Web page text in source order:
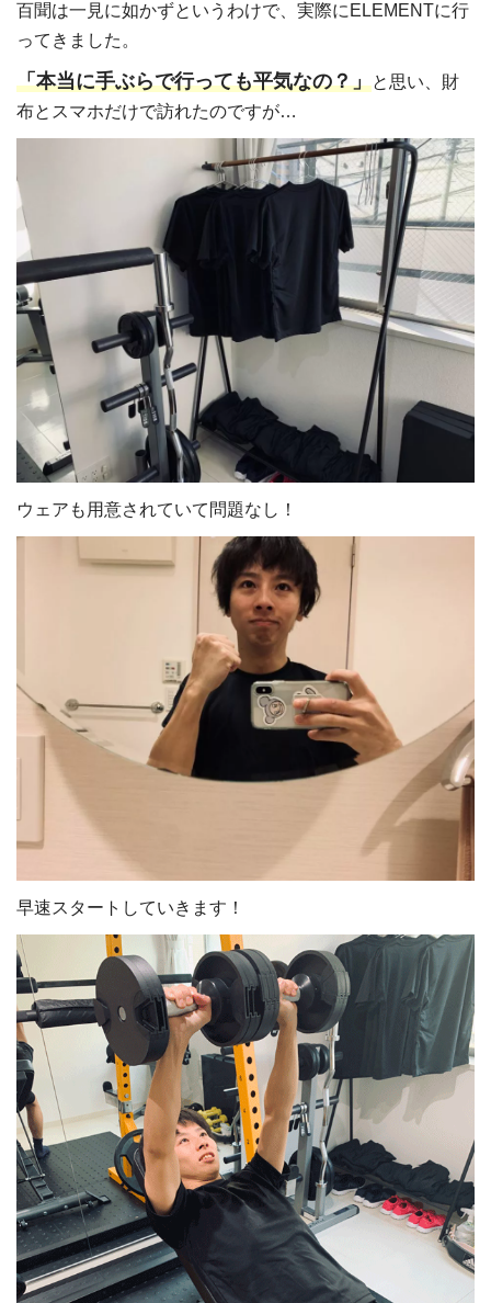
百聞は一見に如かずというわけで、実際にELEMENTに行
ってきました。
「本当に手ぶらで行っても平気なの？」と思い、財
布とスマホだけで訪れたのですが…
ウェアも用意されていて問題なし！
早速スタートしていきます！